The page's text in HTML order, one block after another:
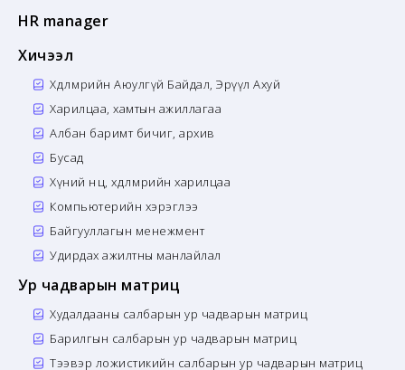
HR manager
Хичээл
Хөдөлмөрийн Аюулгүй Байдал, Эрүүл Ахуй
Харилцаа, хамтын ажиллагаа
Албан баримт бичиг, архив
Бусад
Хүний нөөц, хөдөлмөрийн харилцаа
Компьютерийн хэрэглээ
Байгууллагын менежмент
Удирдах ажилтны манлайлал
Ур чадварын матриц
Худалдааны салбарын ур чадварын матриц
Барилгын салбарын ур чадварын матриц
Тээвэр ложистикийн салбарын ур чадварын матриц